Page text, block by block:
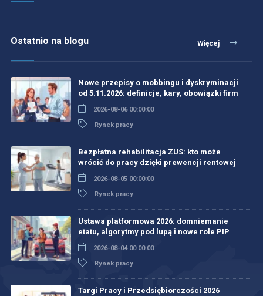
Ostatnio na blogu Więcej
Nowe przepisy o mobbingu i dyskryminacji
od 5.11.2026: definicje, kary, obowiązki firm
2026-08-06 00:00:00
Rynek pracy
Bezpłatna rehabilitacja ZUS: kto może
wrócić do pracy dzięki prewencji rentowej
2026-08-05 00:00:00
Rynek pracy
Ustawa platformowa 2026: domniemanie
etatu, algorytmy pod lupą i nowe role PIP
2026-08-04 00:00:00
Rynek pracy
Targi Pracy i Przedsiębiorczości 2026